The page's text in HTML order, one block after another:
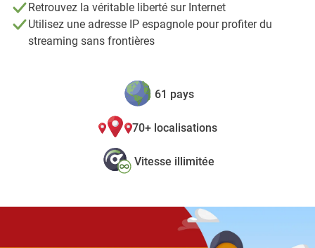
Retrouvez la véritable liberté sur Internet
Utilisez une adresse IP espagnole pour profiter du
streaming sans frontières
61 pays
70+ localisations
Vitesse illimitée